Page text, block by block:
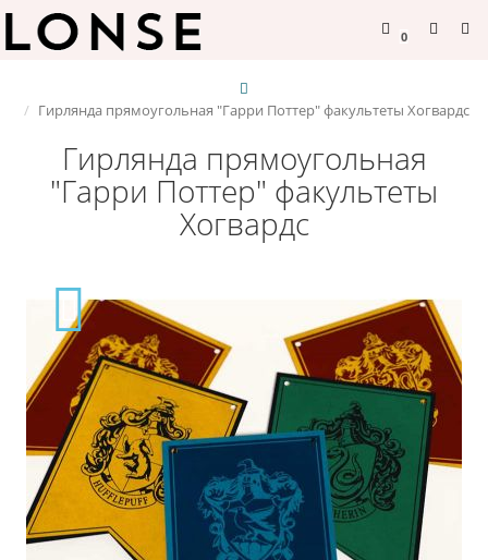
0
Гирлянда прямоугольная "Гарри Поттер" факультеты Хогвардс
Гирлянда прямоугольная
"Гарри Поттер" факультеты
Хогвардс